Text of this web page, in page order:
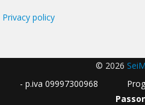
Privacy policy
© 2026
- p.iva 09997300968